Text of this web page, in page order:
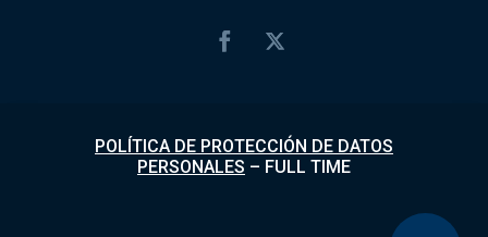
POLÍTICA DE PROTECCIÓN DE DATOS
PERSONALES – FULL TIME